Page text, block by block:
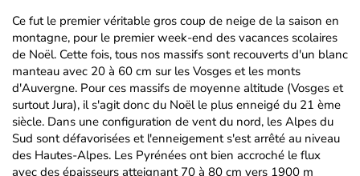
Ce fut le premier véritable gros coup de neige de la saison en
montagne, pour le premier week-end des vacances scolaires
de Noël. Cette fois, tous nos massifs sont recouverts d'un blanc
manteau avec 20 à 60 cm sur les Vosges et les monts
d'Auvergne. Pour ces massifs de moyenne altitude (Vosges et
surtout Jura), il s'agit donc du Noël le plus enneigé du 21 ème
siècle. Dans une configuration de vent du nord, les Alpes du
Sud sont défavorisées et l'enneigement s'est arrêté au niveau
des Hautes-Alpes. Les Pyrénées ont bien accroché le flux
avec des épaisseurs atteignant 70 à 80 cm vers 1900 m